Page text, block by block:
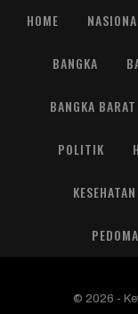
HOME
BANGKA
BANGKA BARAT
POLITIK
KESEHATAN
© 2026 -